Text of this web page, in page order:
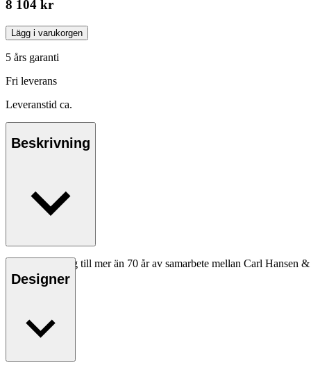
8 104 kr
Lägg i varukorgen
5 års garanti
Fri leverans
Leveranstid ca.
Beskrivning
Som en hyllning till mer än 70 år av samarbete mellan Carl Hansen
Läs mer
Designer